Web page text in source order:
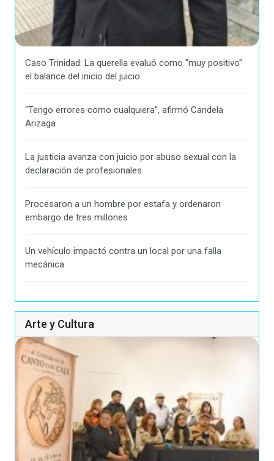
Caso Trinidad: La querella evaluó como "muy positivo"
el balance del inicio del juicio
"Tengo errores como cualquiera", afirmó Candela
Arizaga
La justicia avanza con juicio por abuso sexual con la
declaración de profesionales
Procesaron a un hombre por estafa y ordenaron
embargo de tres millones
Un vehículo impactó contra un local por una falla
mecánica
Arte y Cultura